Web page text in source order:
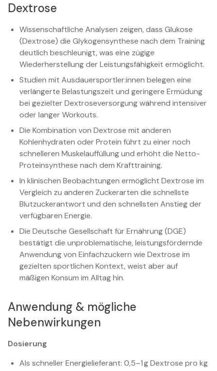
Dextrose
Wissenschaftliche Analysen zeigen, dass Glukose
(Dextrose) die Glykogensynthese nach dem Training
deutlich beschleunigt, was eine zügige
Wiederherstellung der Leistungsfähigkeit ermöglicht.
Studien mit Ausdauersportler:innen belegen eine
verlängerte Belastungszeit und geringere Ermüdung
bei gezielter Dextroseversorgung während intensiver
oder langer Workouts.
Die Kombination von Dextrose mit anderen
Kohlenhydraten oder Protein führt zu einer noch
schnelleren Muskelauffüllung und erhöht die Netto-
Proteinsynthese nach dem Krafttraining.
In klinischen Beobachtungen ermöglicht Dextrose im
Vergleich zu anderen Zuckerarten die schnellste
Blutzuckerantwort und den schnellsten Anstieg der
verfügbaren Energie.
Die Deutsche Gesellschaft für Ernährung (DGE)
bestätigt die unproblematische, leistungsfördernde
Anwendung von Einfachzuckern wie Dextrose im
gezielten sportlichen Kontext, weist aber auf
mäßigen Konsum im Alltag hin.
Anwendung & mögliche
Nebenwirkungen
Dosierung
Als schneller Energielieferant: 0,5–1 g Dextrose pro kg